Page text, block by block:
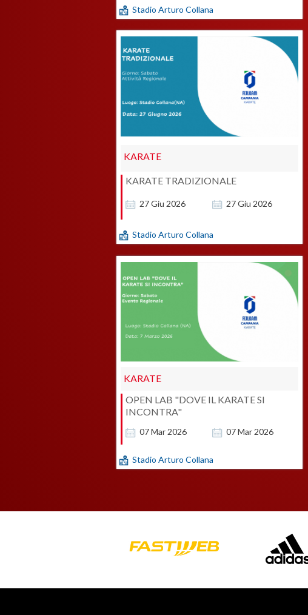
Stadio Arturo Collana
KARATE
27Giu 2026 27Giu 2026
KARATE TRADIZIONALE
Stadio Arturo Collana
KARATE
07Mar2026 07Mar2026
OPEN LAB "DOVE IL KARATE SI
INCONTRA"
Stadio Arturo Collana